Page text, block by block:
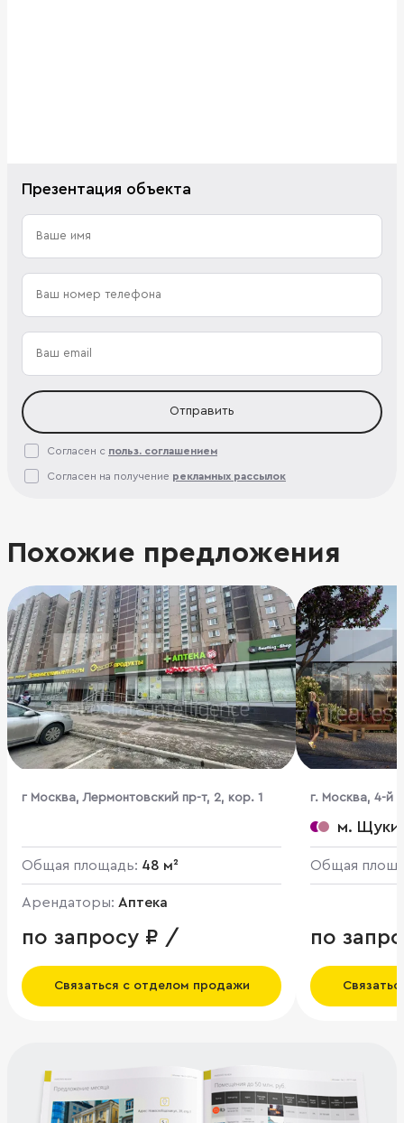
Презентация объекта
Отправить
Согласен с польз. соглашением
Согласен на получение рекламных рассылок
Похожие предложения
г Москва, Лермонтовский пр-т, 2, кор. 1
Общая площадь: 48 м²
Арендаторы: Аптека
по запросу ₽ /
Связаться с отделом продажи
г. Москва, 4-й
м.
Общая
по